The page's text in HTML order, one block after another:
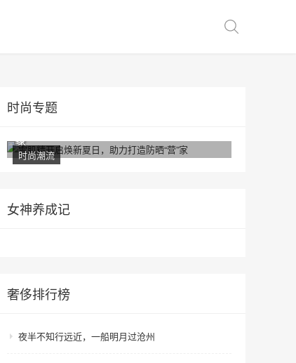
时尚专题
家
时尚潮流
女神养成记
奢侈排行榜
夜半不知行远近，一船明月过沧州